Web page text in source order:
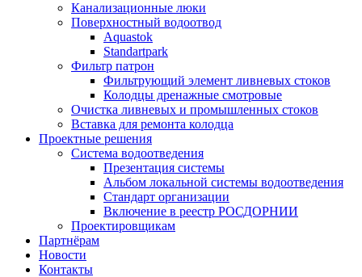
Канализационные люки
Поверхностный водоотвод
Aquastok
Standartpark
Фильтр патрон
Фильтрующий элемент ливневых стоков
Колодцы дренажные смотровые
Очистка ливневых и промышленных стоков
Вставка для ремонта колодца
Проектные решения
Система водоотведения
Презентация системы
Альбом локальной системы водоотведения
Стандарт организации
Включение в реестр РОСДОРНИИ
Проектировщикам
Партнёрам
Новости
Контакты